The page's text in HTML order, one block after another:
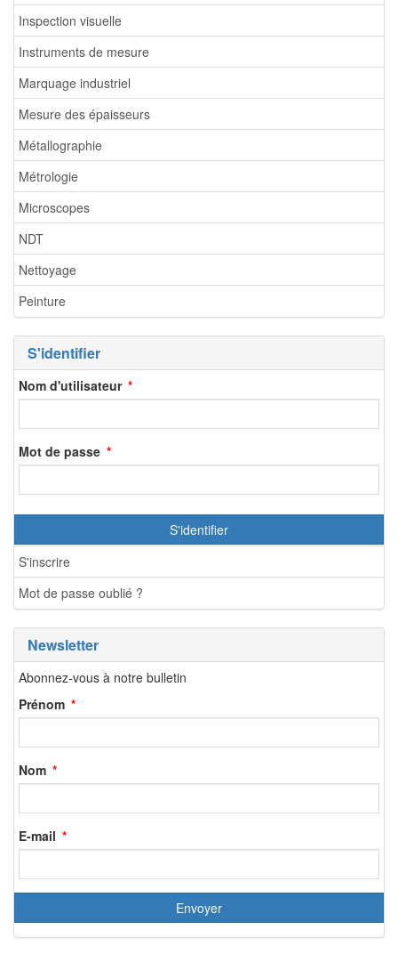
Inspection visuelle
Instruments de mesure
Marquage industriel
Mesure des épaisseurs
Métallographie
Métrologie
Microscopes
NDT
Nettoyage
Peinture
S'identifier
Nom d'utilisateur
Mot de passe
S'identifier
S'inscrire
Mot de passe oublié ?
Newsletter
Abonnez-vous à notre bulletin
Prénom
Nom
E-mail